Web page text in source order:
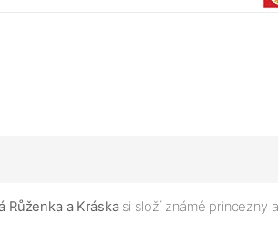
Růženka a Kráskasi složí známé princezny